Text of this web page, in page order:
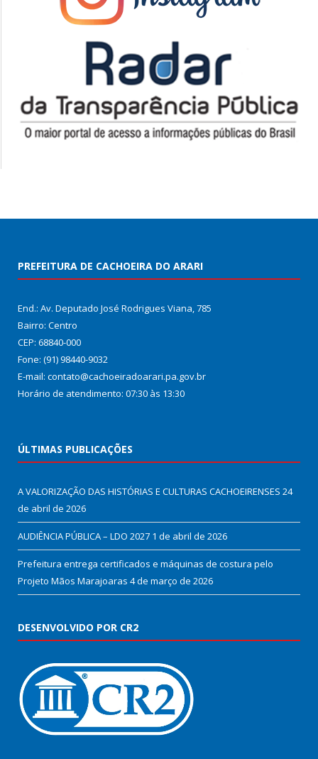
PREFEITURA DE CACHOEIRA DO ARARI
End.: Av. Deputado José Rodrigues Viana, 785
Bairro: Centro
CEP: 68840-000
Fone: (91) 98440-9032
E-mail: contato@cachoeiradoarari.pa.gov.br
Horário de atendimento: 07:30 às 13:30
ÚLTIMAS PUBLICAÇÕES
A VALORIZAÇÃO DAS HISTÓRIAS E CULTURAS CACHOEIRENSES 24
de abril de 2026
AUDIÊNCIA PÚBLICA – LDO 2027 1 de abril de 2026
Prefeitura entrega certificados e máquinas de costura pelo
Projeto Mãos Marajoaras 4 de março de 2026
DESENVOLVIDO POR CR2